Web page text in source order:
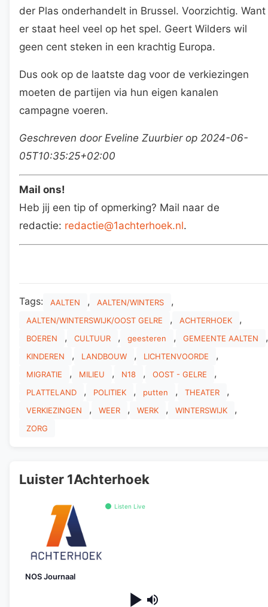
der Plas onderhandelt in Brussel. Voorzichtig. Want
er staat heel veel op het spel. Geert Wilders wil
geen cent steken in een krachtig Europa.
Dus ook op de laatste dag voor de verkiezingen
moeten de partijen via hun eigen kanalen
campagne voeren.
Geschreven door Eveline Zuurbier op 2024-06-
05T10:35:25+02:00
Mail ons!
Heb jij een tip of opmerking? Mail naar de
redactie: redactie@1achterhoek.nl.
Tags: AALTEN , AALTEN/WINTERS ,
AALTEN/WINTERSWIJK/OOST GELRE , ACHTERHOEK ,
BOEREN , CULTUUR , geesteren , GEMEENTE AALTEN ,
KINDEREN , LANDBOUW , LICHTENVOORDE ,
MIGRATIE , MILIEU , N18 , OOST - GELRE ,
PLATTELAND , POLITIEK , putten , THEATER ,
VERKIEZINGEN , WEER , WERK , WINTERSWIJK ,
ZORG
Luister 1Achterhoek
Listen Live
NOS Journaal